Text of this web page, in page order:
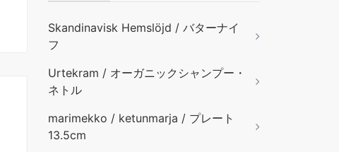
Skandinavisk Hemslöjd / バターナイ
フ
Urtekram / オーガニックシャンプー・
ネトル
marimekko / ketunmarja / プレート
13.5cm